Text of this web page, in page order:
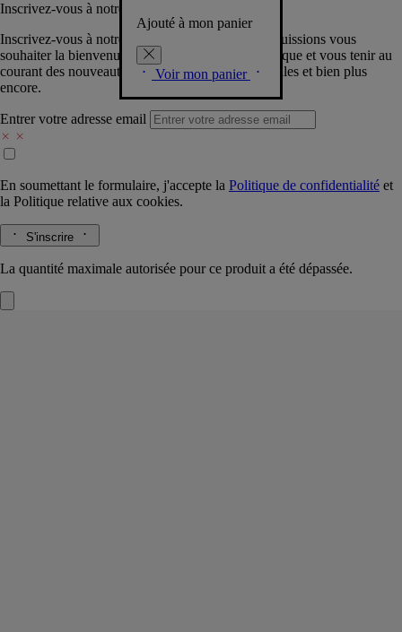
Ajouté à mon panier
Voir mon panier
Inscrivez-vous à notre Newsletter
Inscrivez-vous à notre newsletter pour que nous puissions vous
souhaiter la bienvenue dans la communauté Diptyque et vous tenir au
courant des nouveautés, événements, offres spéciales et bien plus
encore.
Entrer votre adresse email
En soumettant le formulaire, j'accepte la Politique de confidentialité et
la Politique relative aux cookies.
S'inscrire
La quantité maximale autorisée pour ce produit a été dépassée.